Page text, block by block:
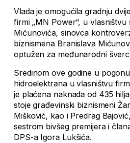
Vlada je omogućila gradnju
firmi „MN Power“, u
Mićunovića, sinovca
biznismena Branislava
optužen za međunarodni
Sredinom ove godine u
hidroelektrana u vlasništvu
je plaćena naknada od 435
stoje građevinski biznismeni
Mišković, kao i Predrag
sestrom bivšeg premijera i
DPS-a Igora Lukšića.